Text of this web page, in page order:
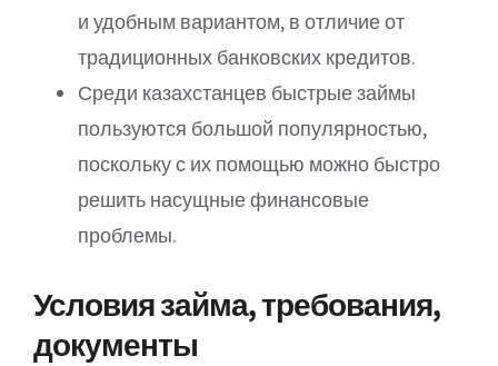
и удобным вариантом, в отличие от
традиционных банковских кредитов.
Среди казахстанцев быстрые займы
пользуются большой популярностью,
поскольку с их помощью можно быстро
решить насущные финансовые
проблемы.
Условия займа, требования,
документы